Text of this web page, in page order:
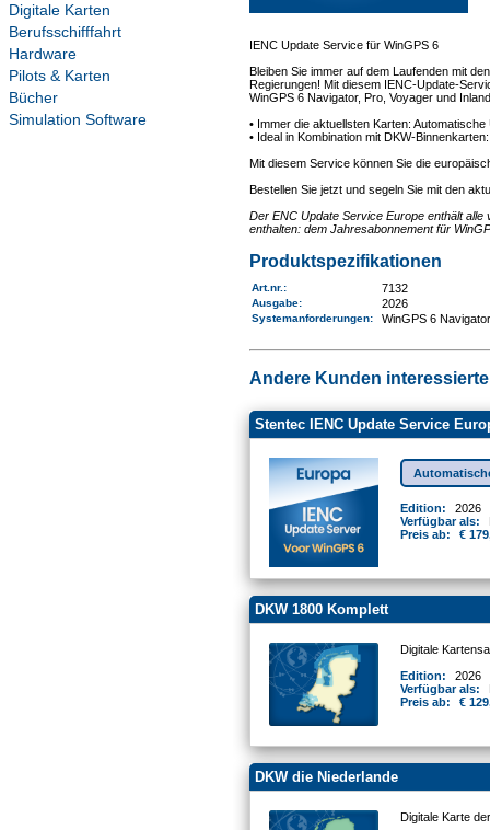
Digitale Karten
Berufsschifffahrt
Hardware
Pilots & Karten
Bücher
Simulation Software
IENC Update Service für WinGPS 6
Bleiben Sie immer auf dem Laufenden mit
Regierungen! Mit diesem IENC-Update-
WinGPS 6 Navigator, Pro, Voyager und
• Immer die aktuellsten Karten:
• Ideal in Kombination mit DKW-
Mit diesem Service können Sie die
Bestellen Sie jetzt und segeln Sie mit den
Der ENC Update Service Europe enthält
enthalten: dem Jahresabonnement für
Produktspezifikationen
Art.nr. : 7132
Ausgabe: 2026
Systemanforderungen: WinGPS 6
Andere Kunden
Stentec IENC Update Service
Edition:
2026
Verfügbar als:
Preis ab:
€
DKW 1800 Komplett
Digitale
Edition:
2026
Verfügbar als:
Preis ab:
€
DKW die Niederlande
Digitale Karte